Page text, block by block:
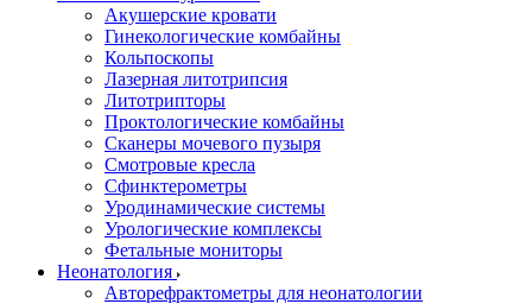
Акушерские кровати
Гинекологические комбайны
Кольпоскопы
Лазерная литотрипсия
Литотрипторы
Проктологические комбайны
Сканеры мочевого пузыря
Смотровые кресла
Сфинктерометры
Уродинамические системы
Урологические комплексы
Фетальные мониторы
Неонатология
Авторефрактометры для неонатологии